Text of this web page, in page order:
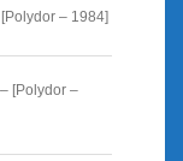
– 1984]
[Polydor –